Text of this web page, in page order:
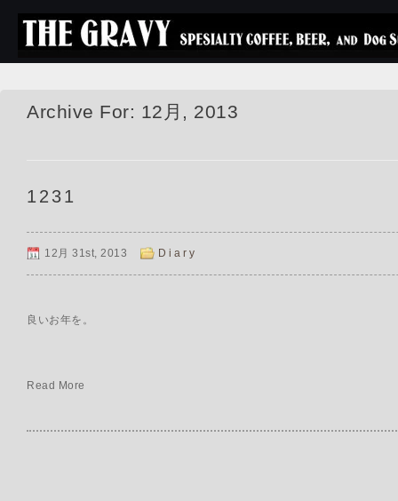
Archive For: 12月, 2013
1231
12月 31st, 2013 Diary
良いお年を。
Read More